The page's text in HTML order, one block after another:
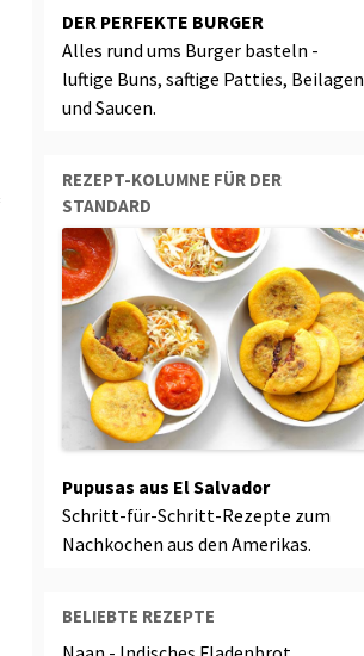
DER PERFEKTE BURGER
Alles rund ums Burger basteln -
luftige Buns, saftige Patties, Beilagen
und Saucen.
REZEPT-KOLUMNE FÜR DER
STANDARD
Pupusas aus El Salvador
Schritt-für-Schritt-Rezepte zum
Nachkochen aus den Amerikas.
BELIEBTE REZEPTE